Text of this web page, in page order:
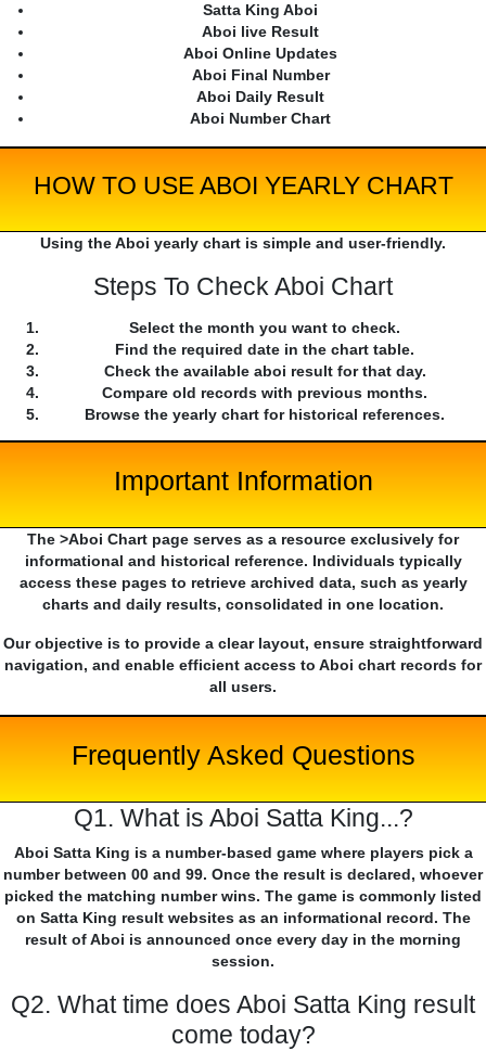
Satta King Aboi
Aboi live Result
Aboi Online Updates
Aboi Final Number
Aboi Daily Result
Aboi Number Chart
HOW TO USE ABOI YEARLY CHART
Using the Aboi yearly chart is simple and user-friendly.
Steps To Check Aboi Chart
Select the month you want to check.
Find the required date in the chart table.
Check the available aboi result for that day.
Compare old records with previous months.
Browse the yearly chart for historical references.
Important Information
The >Aboi Chart page serves as a resource exclusively for
informational and historical reference. Individuals typically
access these pages to retrieve archived data, such as yearly
charts and daily results, consolidated in one location.
Our objective is to provide a clear layout, ensure straightforward
navigation, and enable efficient access to Aboi chart records for
all users.
Frequently Asked Questions
Q1. What is Aboi Satta King...?
Aboi Satta King is a number-based game where players pick a
number between 00 and 99. Once the result is declared, whoever
picked the matching number wins. The game is commonly listed
on Satta King result websites as an informational record. The
result of Aboi is announced once every day in the morning
session.
Q2. What time does Aboi Satta King result
come today?